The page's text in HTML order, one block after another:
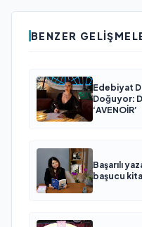
BENZER
Edebiyat
Doğuyor:
‘AVENOİR’
Başarılı
başucu